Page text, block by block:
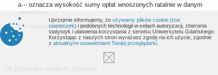
a – oznacza wysokość sumy opłat wnoszonych ratalnie w danym
semestrze,
b – oznacza liczbę punktów ECTS w danym semestrze.
§ 23.
Uprzejmie informujemy, że używamy plików cookie (tzw.
ciasteczek) i podobnych technologii w celach autoryzacji, zbierania
statystyk i ułatwienia korzystania z serwisu Uniwersytetu Gdańskiego.
Korzystając z naszych stron wyrażasz zgodę na ich użycie, zgodnie
z aktualnymi ustawieniami Twojej przeglądarki